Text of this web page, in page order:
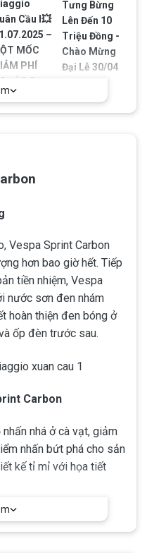
Cầu I💥
–
MỐC
PHÍ
BẠ
Tưng Bừng
Lên Đến 10
Triệu Đồng -
Chào Mừng
Đại Lễ 30/04
Vespa Sprint Carbon
hơn bao giờ hết. Tiếp
tiền nhiệm, Vespa
nước sơn đen nhám
hoàn thiện đen bóng ở
ốp đèn trước sau.
Carbon
nhá ở cà vạt, giảm
nhấn bứt phá cho sản
kế tỉ mỉ với họa tiết